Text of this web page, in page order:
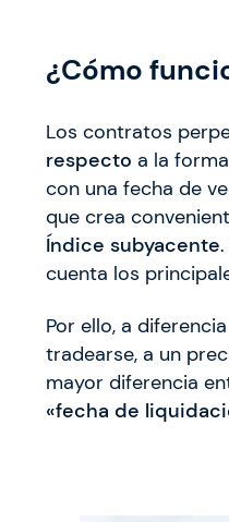
¿Cómo
Los contratos
respecto a la
con una fecha de
que crea
Índice subyacente
cuenta los
Por ello, a
tradearse, a un
mayor diferencia
«fecha de